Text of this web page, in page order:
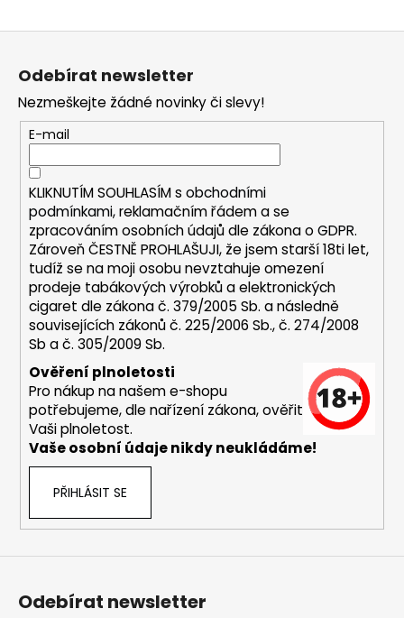
a
í
t
?
HLEDAT
D
o
p
o
u
u
DEKANG
11MG
Odebírat newsletter
Nezmeškejte žádné novinky či slevy!
E-mail
KLIKNUTÍM SOUHLASÍM s obchodními
podmínkami,reklamačním řádem a se
zpracováním osobních údajů dle zákona oGDPR.
Zároveň ČESTNĚ PROHLAŠUJI, že jsem starší 18ti let,
tudíž se na moji osobu nevztahuje omezení
prodeje tabákových výrobků a elektronických
cigaret dle zákona č. 379/2005 Sb. a následně
souvisejících zákonů č. 225/2006 Sb., č. 274/2008
Sb a č. 305/2009 Sb.
Ověření plnoletosti
Pro nákup na našem e-shopu
potřebujeme, dle nařízení zákona, ověřit
Vaši plnoletost.
Vaše osobní údaje nikdy neukládáme!
PŘIHLÁSIT SE
Odebírat newsletter